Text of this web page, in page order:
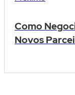
Como
Novos